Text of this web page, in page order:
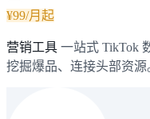
¥99/月起
营销工具 一站式 TikTok
挖掘爆品、连接头部资源